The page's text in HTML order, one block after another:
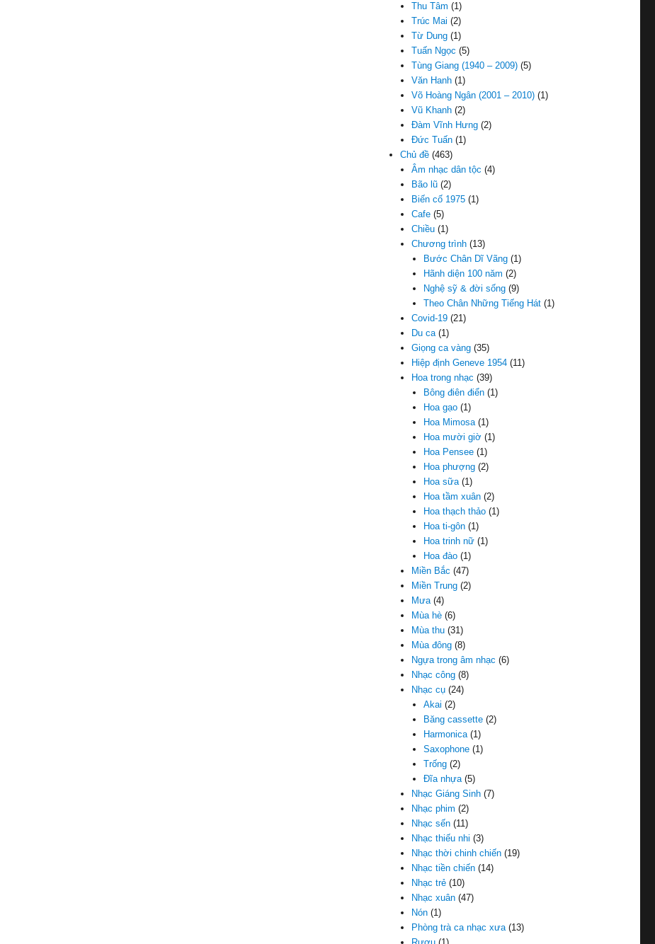
Thu Tâm (1)
Trúc Mai (2)
Từ Dung (1)
Tuấn Ngọc (5)
Tùng Giang (1940 – 2009) (5)
Văn Hanh (1)
Võ Hoàng Ngân (2001 – 2010) (1)
Vũ Khanh (2)
Đàm Vĩnh Hưng (2)
Đức Tuấn (1)
Chủ đề (463)
Âm nhạc dân tộc (4)
Bão lũ (2)
Biến cố 1975 (1)
Cafe (5)
Chiều (1)
Chương trình (13)
Bước Chân Dĩ Vãng(1)
Hãnh diện 100 năm (2)
Nghệ sỹ & đời sống(9)
Theo Chân Những Tiếng Hát(1)
Covid-19 (21)
Du ca(1)
Giọng ca vàng (35)
Hiệp định Geneve 1954 (11)
Hoa trong nhạc (39)
Bông điên điển(1)
Hoa gạo(1)
Hoa Mimosa(1)
Hoa mười giờ(1)
Hoa Pensee(1)
Hoa phượng(2)
Hoa sữa(1)
Hoa tầm xuân(2)
Hoa thạch thảo(1)
Hoa ti-gôn(1)
Hoa trinh nữ(1)
Hoa đào(1)
Miền Bắc (47)
Miền Trung (2)
Mưa(4)
Mùa hè (6)
Mùa thu (31)
Mùa đông (8)
Ngựa trong âm nhạc (6)
Nhạc công (8)
Nhạc cụ (24)
Akai (2)
Băng cassette(2)
Harmonica(1)
Saxophone(1)
Trống(2)
Đĩa nhựa(5)
Nhạc Giáng Sinh (7)
Nhạc phim (2)
Nhạc sến (11)
Nhạc thiếu nhi (3)
Nhạc thời chinh chiến (19)
Nhạc tiền chiến (14)
Nhạc trẻ (10)
Nhạc xuân (47)
Nón (1)
Phòng trà ca nhạc xưa(13)